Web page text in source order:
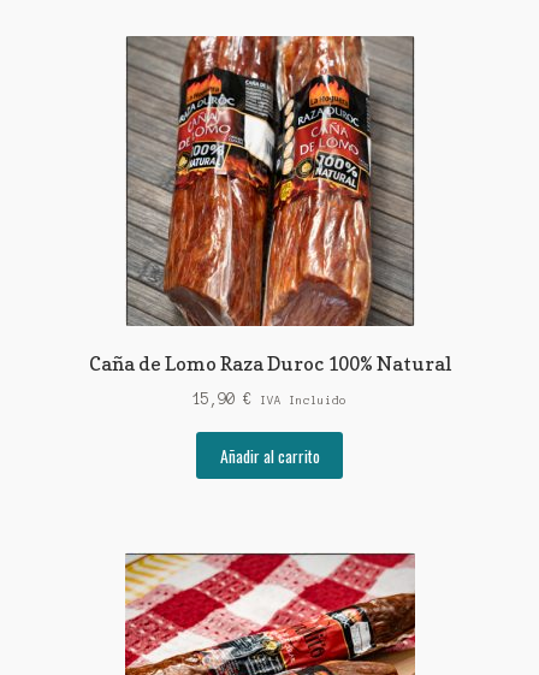
Caña de Lomo Raza Duroc 100% Natural
15,90 € IVA Incluido
Añadir al carrito